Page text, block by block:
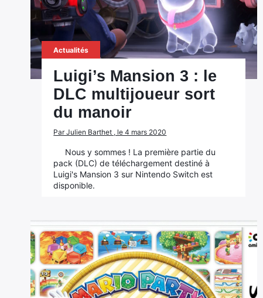
Actualités
Luigi’s Mansion 3 : le
DLC multijoueur sort
du manoir
Par Julien Barthet , le 4 mars 2020
Nous y sommes ! La première partie du
pack (DLC) de téléchargement destiné à
Luigi's Mansion 3 sur Nintendo Switch est
disponible.